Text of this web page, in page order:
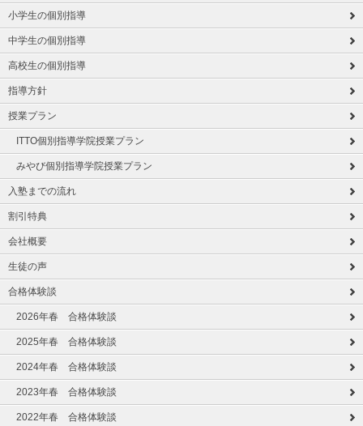
小学生の個別指導
中学生の個別指導
高校生の個別指導
指導方針
授業プラン
ITTO個別指導学院授業プラン
みやび個別指導学院授業プラン
入塾までの流れ
割引特典
会社概要
生徒の声
合格体験談
2026年春 合格体験談
2025年春 合格体験談
2024年春 合格体験談
2023年春 合格体験談
2022年春 合格体験談